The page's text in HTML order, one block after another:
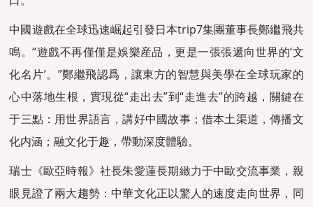
中國遊戲在全球迅速崛起引發日本trip7集團董事長鄭繼飛共
鳴。“遊戲不再僅僅是娛樂産品，更是一張張遞向世界的‘文
化名片’。”鄭繼飛認爲，讓東方的智慧與美學在全球玩家的
心中落地生根，實現從“走出去”到“走進去”的跨越，關鍵在
于三點：用世界語言，講好中國故事；借本土渠道，傳播文
化内涵；融文化于趣，帶動深度體驗。
瑞士《歐亞時報》社長朱愛蓮長期緻力于中歐交流事業，親
眼見證了兩大趨勢：中華文化正以驚人的速度走向世界，同